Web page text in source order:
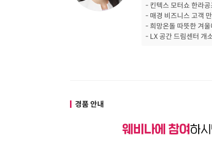
- 킨텍스 모터쇼 한라공
- 매경 비즈니스 고객
- 희망온돌 따뜻한 겨
- LX 공간 드림센터 개
경품 안내